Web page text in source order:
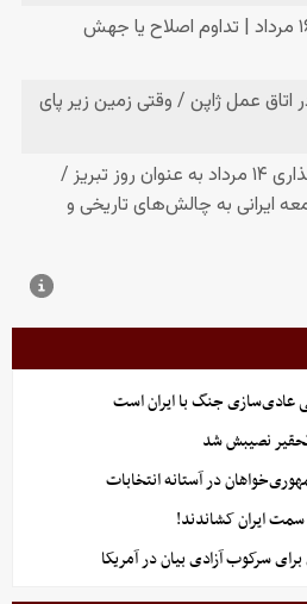
عادی‌سازی جنگ با ایران است
تحقیر نصیبش شد
در آستانه انتخابات
ایران کشاندند!
سرکوب آزادی بیان در آمریکا